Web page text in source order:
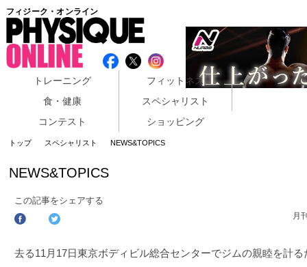
フィジーク・オンライン
トレーニング
フィットネス
食・健康
スペシャリスト
コンテスト
ショッピング
トップ スペシャリスト NEWS&TOPICS
NEWS&TOPICS
この記事をシェアする
月
去る11月17日東京ボディビル総合センターでジムの親睦を計